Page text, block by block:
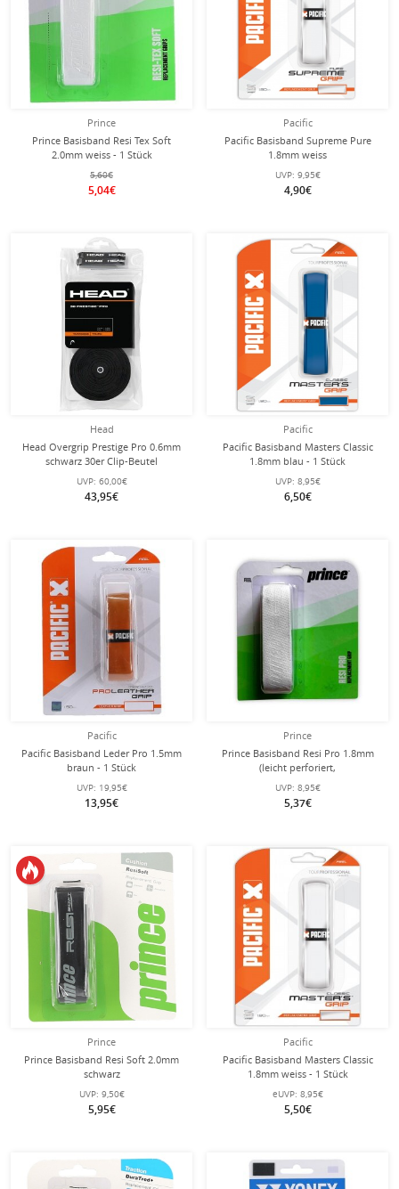
Prince
Prince Basisband Resi Tex Soft
2.0mm weiss - 1 Stück
5,60€
5,04€
Pacific
Pacific Basisband Supreme Pure
1.8mm weiss
UVP: 9,95€
4,90€
Head
Head Overgrip Prestige Pro 0.6mm
schwarz 30er Clip-Beutel
UVP: 60,00€
43,95€
Pacific
Pacific Basisband Masters Classic
1.8mm blau - 1 Stück
UVP: 8,95€
6,50€
Pacific
Pacific Basisband Leder Pro 1.5mm
braun - 1 Stück
UVP: 19,95€
13,95€
Prince
Prince Basisband Resi Pro 1.8mm
(leicht perforiert,
Schweissabsorbtion) weiss - 1 Stück
UVP: 8,95€
5,37€
Prince
Prince Basisband Resi Soft 2.0mm
schwarz
UVP: 9,50€
5,95€
Pacific
Pacific Basisband Masters Classic
1.8mm weiss - 1 Stück
eUVP: 8,95€
5,50€